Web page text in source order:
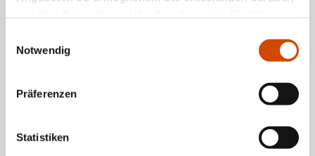
oder durch Klicken auf das Privacy Trigger Symbol
Wenn Sie es erlauben, würden wir auch gerne:
erfassen, welche bis auf einige Meter genau sein
Notwendig
Präferenzen
Statistiken